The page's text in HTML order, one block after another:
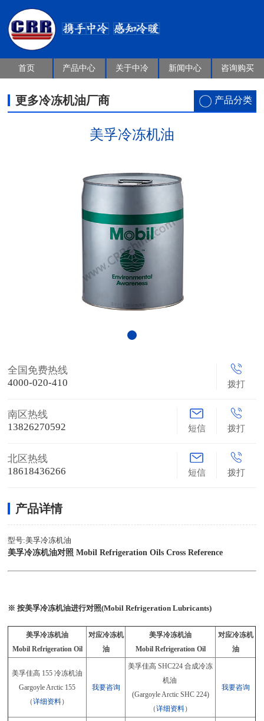
首页 产品中心 关于中冷 新闻中心 咨询购买
更多冷冻机油厂商 产品分类
美孚冷冻机油
全国免费热线
4000-020-410
拨打
南区热线
13826270592
短信 拨打
北区热线
18618436266
短信 拨打
产品详情
型号:美孚冷冻机油
美孚冷冻机油对照 Mobil Refrigeration Oils Cross Reference
※ 按美孚冷冻机油进行对照(Mobil Refrigeration Lubricants)
美孚冷冻机油
Mobil Refrigeration Oil
对应冷冻机
油
美孚冷冻机油
Mobil Refrigeration Oil
对应冷冻机
油
美孚佳高 155 冷冻机油
Gargoyle Arctic 155
（详细资料）
我要咨询
美孚佳高 SHC224 合成冷冻
机油
(Gargoyle Arctic SHC 224)
（详细资料）
我要咨询